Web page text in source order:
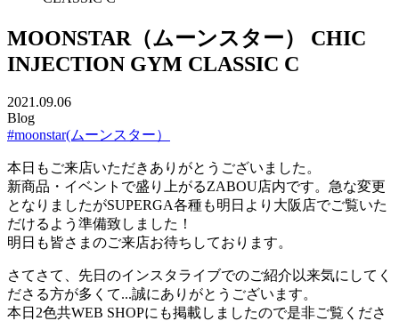
MOONSTAR（ムーンスター） CHIC
INJECTION GYM CLASSIC C
2021.09.06
Blog
#moonstar(ムーンスター）
本日もご来店いただきありがとうございました。
新商品・イベントで盛り上がるZABOU店内です。急な変更
となりましたがSUPERGA各種も明日より大阪店でご覧いた
だけるよう準備致しました！
明日も皆さまのご来店お待ちしております。
さてさて、先日のインスタライブでのご紹介以来気にしてく
ださる方が多くて...誠にありがとうございます。
本日2色共WEB SHOPにも掲載しましたので是非ご覧くださ